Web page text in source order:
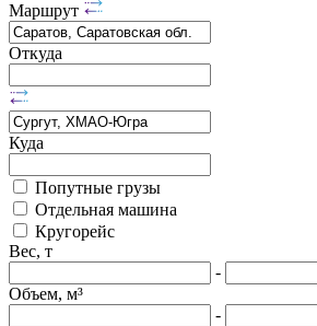
Маршрут
Откуда
Куда
Попутные грузы
Отдельная машина
Кругорейс
Вес, т
-
Объем, м³
-